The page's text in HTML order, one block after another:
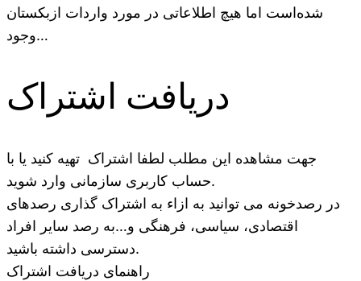
شده‌است اما هیچ اطلاعاتی در مورد واردات ازبکستان
وجود…
دریافت اشتراک
جهت مشاهده این مطلب لطفا اشتراک تهیه کنید یا با
حساب کاربری سازمانی وارد شوید.
در رصدخونه می توانید به ازاء به اشتراک گذاری رصدهای
اقتصادی، سیاسی، فرهنگی و…به رصد سایر افراد
دسترسی داشته باشید.
راهنمای دریافت اشتراک